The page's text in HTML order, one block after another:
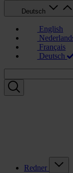
Deutsch
English
Français
Deutsch
Redner